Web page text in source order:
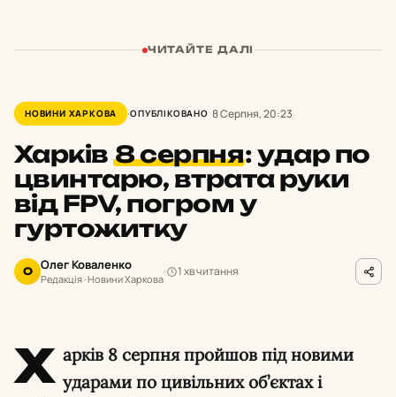
ЧИТАЙТЕ ДАЛІ
НОВИНИ ХАРКОВА ОПУБЛІКОВАНО 8 Серпня, 20:23
Харків8 серпня:удар по
цвинтарю, втрата руки
від FPV, погром у
гуртожитку
О Олег Коваленко
Редакція · Новини Харкова
1 хв читання
Х арків 8 серпня пройшов під новими
ударами по цивільних об’єктах і